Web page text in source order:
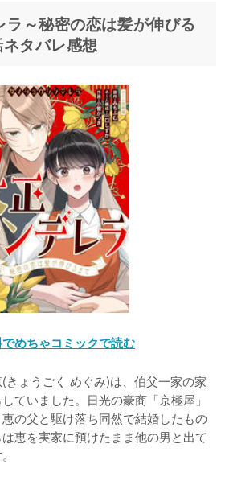
ラ～秘密の恋は髪が伸びる
タバレ感想
めちゃコミックで読む
きょうごく めぐみ)は、伯父一家の家
ていました。日光の豪商「京極屋」
の父と駆け落ち同然で結婚したもの
恵を実家に預けたまま他の男と出て